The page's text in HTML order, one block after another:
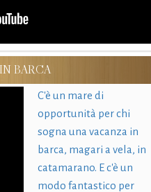
BARCA
C'è un mare di
opportunità per chi
sogna una vacanza in
barca, magari a vela, in
catamarano. E c'è un
modo fantastico per